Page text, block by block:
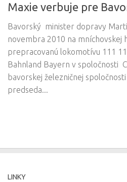
Maxie verbuje pre
Bavorský minister dopravy
novembra 2010 na mníchovskej
prepracovanú lokomotívu 111
Bahnland Bayern v spoločnosti
bavorskej železničnej
predseda...
LINKY